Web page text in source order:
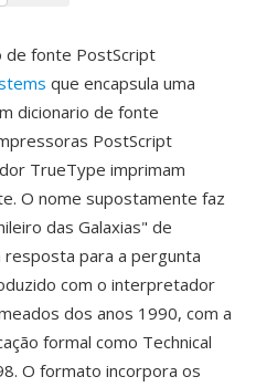
de fonte PostScript
que encapsula uma
dicionario de fonte
PostScript
TrueType imprimam
O nome supostamente faz
das Galaxias" de
resposta para a pergunta
com o interpretador
dos anos 1990, com a
formal como Technical
O formato incorpora os